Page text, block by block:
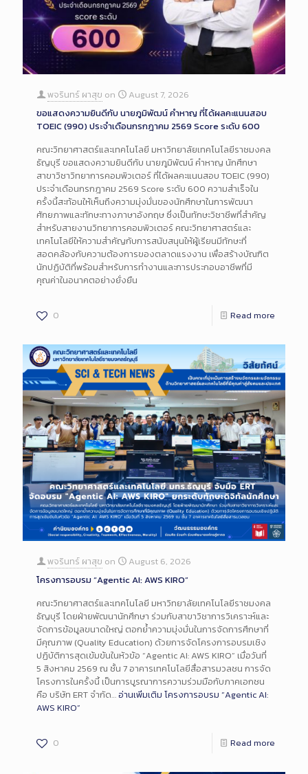
พจรินทร์ ผาสุข on
August 7, 2026
ขอแสดงความยินดีกับ นายภูมิพัฒน์ คำหาญ ที่ได้ผลคะแนนสอบ
TOEIC (990) ประจำเดือนกรกฎาคม 2569 Score ระดับ 600
คณะวิทยาศาสตร์และเทคโนโลยี มหาวิทยาลัยเทคโนโลยีราชมงคล
ธัญบุรี ขอแสดงความยินดีกับ นายภูมิพัฒน์ คำหาญ นักศึกษา
สาขาวิชาวิทยาการคอมพิวเตอร์ ที่ได้ผลคะแนนสอบ TOEIC (990)
ประจำเดือนกรกฎาคม 2569 Score ระดับ 600 ความสำเร็จใน
ครั้งนี้สะท้อนให้เห็นถึงความมุ่งมั่นของนักศึกษาในการพัฒนา
ศักยภาพและทักษะทางภาษาอังกฤษ ซึ่งเป็นทักษะวิชาชีพที่สำคัญ
สำหรับสายงานวิทยาการคอมพิวเตอร์ คณะวิทยาศาสตร์และ
เทคโนโลยีให้ความสำคัญกับการสนับสนุนให้ผู้เรียนมีทักษะที่
สอดคล้องกับความต้องการของตลาดแรงงาน เพื่อสร้างบัณฑิต
นักปฏิบัติที่พร้อมสำหรับการทำงานและการประกอบอาชีพที่มี
คุณค่าในอนาคตอย่างยั่งยืน
0 Read more
พจรินทร์ ผาสุข on
August 6, 2026
โครงการอบรม “Agentic AI: AWS KIRO”
คณะวิทยาศาสตร์และเทคโนโลยี มหาวิทยาลัยเทคโนโลยีราชมงคล
ธัญบุรี โดยฝ่ายพัฒนานักศึกษา ร่วมกับสาขาวิชาการวิเคราะห์และ
จัดการข้อมูลขนาดใหญ่ ตอกย้ำความมุ่งมั่นในการจัดการศึกษาที่
มีคุณภาพ (Quality Education) ด้วยการจัดโครงการอบรมเชิง
ปฏิบัติการสุดเข้มข้นในหัวข้อ “Agentic AI: AWS KIRO” เมื่อวันที่
5 สิงหาคม 2569 ณ ชั้น 7 อาคารเทคโนโลยีสื่อสารมวลชน การจัด
โครงการในครั้งนี้ เป็นการบูรณาการความร่วมมือกับภาคเอกชน
คือ บริษัท ERT จำกัด…อ่านเพิ่มเติม โครงการอบรม “Agentic AI:
AWS KIRO”
0 Read more